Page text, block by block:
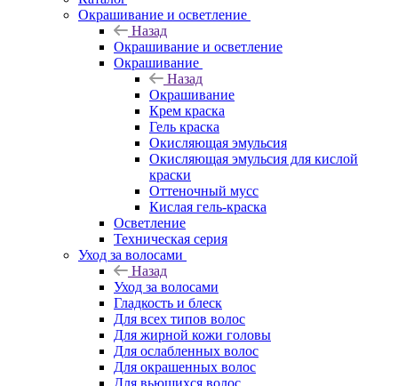
Окрашивание и осветление
Назад
Окрашивание и осветление
Окрашивание
Назад
Окрашивание
Крем краска
Гель краска
Окисляющая эмульсия
Окисляющая эмульсия для кислой
краски
Оттеночный мусс
Кислая гель-краска
Осветление
Техническая серия
Уход за волосами
Назад
Уход за волосами
Гладкость и блеск
Для всех типов волос
Для жирной кожи головы
Для ослабленных волос
Для окрашенных волос
Для вьющихся волос